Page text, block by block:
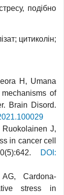
подібно
цитиколін;
H, Umana
of
Brain Disord.
J,
in cancer cell
DOI:
Cardona-
stress in